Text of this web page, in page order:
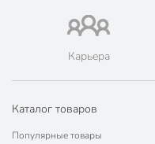
Карьера
Каталог товаров
Популярные товары